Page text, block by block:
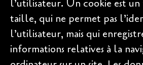
l’utilisateur. Un cookie est
taille, qui ne permet pas
l’utilisateur, mais qui
informations relatives à la